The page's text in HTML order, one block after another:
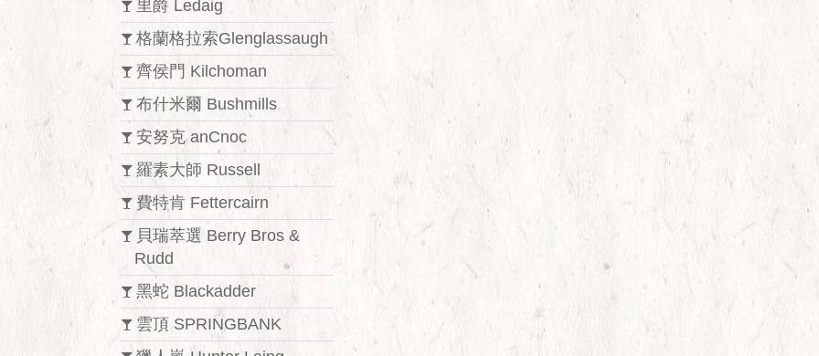
里爵 Ledaig
格蘭格拉索Glenglassaugh
齊侯門 Kilchoman
布什米爾 Bushmills
安努克 anCnoc
羅素大師 Russell
費特肯 Fettercairn
貝瑞萃選 Berry Bros &
Rudd
黑蛇 Blackadder
雲頂 SPRINGBANK